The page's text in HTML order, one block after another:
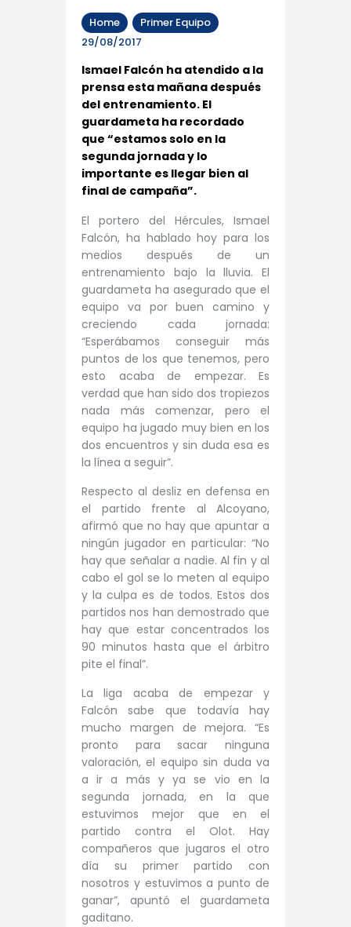
Home
Primer Equipo
29/08/2017
Ismael Falcón ha atendido a la
prensa esta mañana después
del entrenamiento. El
guardameta ha recordado
que “estamos solo en la
segunda jornada y lo
importante es llegar bien al
final de campaña”.
El portero del Hércules, Ismael
Falcón, ha hablado hoy para los
medios después de un
entrenamiento bajo la lluvia. El
guardameta ha asegurado que el
equipo va por buen camino y
creciendo cada jornada:
“Esperábamos conseguir más
puntos de los que tenemos, pero
esto acaba de empezar. Es
verdad que han sido dos tropiezos
nada más comenzar, pero el
equipo ha jugado muy bien en los
dos encuentros y sin duda esa es
la línea a seguir”.
Respecto al desliz en defensa en
el partido frente al Alcoyano,
afirmó que no hay que apuntar a
ningún jugador en particular: “No
hay que señalar a nadie. Al fin y al
cabo el gol se lo meten al equipo
y la culpa es de todos. Estos dos
partidos nos han demostrado que
hay que estar concentrados los
90 minutos hasta que el árbitro
pite el final”.
La liga acaba de empezar y
Falcón sabe que todavía hay
mucho margen de mejora. “Es
pronto para sacar ninguna
valoración, el equipo sin duda va
a ir a más y ya se vio en la
segunda jornada, en la que
estuvimos mejor que en el
partido contra el Olot. Hay
compañeros que jugaros el otro
día su primer partido con
nosotros y estuvimos a punto de
ganar”, apuntó el guardameta
gaditano.